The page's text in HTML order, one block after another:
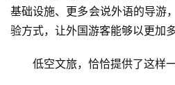
首
页
基础设施、更多会说外语的导游
验方式，让外国游客能够以更加
低空文旅，恰恰提供了这样一